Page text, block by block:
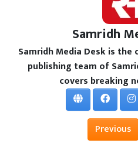
Samridh
Samridh Media Desk is
publishing team of
covers breaking
Previous